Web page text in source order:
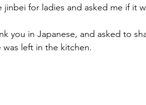
for ladies and asked me if it
you in Japanese, and asked to
left in the kitchen.